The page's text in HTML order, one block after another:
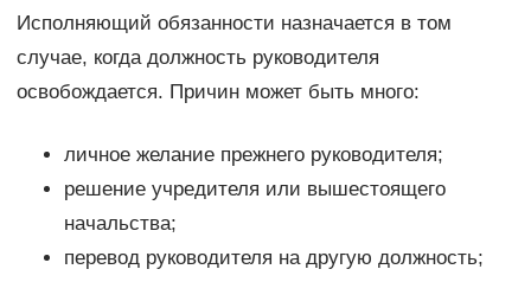
Исполняющий обязанности назначается в том
случае, когда должность руководителя
освобождается. Причин может быть много:
личное желание прежнего руководителя;
решение учредителя или вышестоящего
начальства;
перевод руководителя на другую должность;